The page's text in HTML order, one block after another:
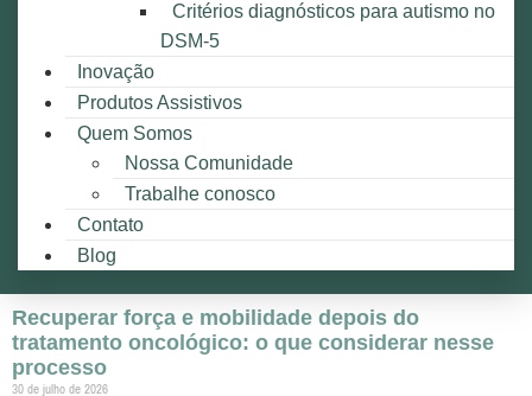
Critérios diagnósticos para autismo no
DSM-5
Inovação
Produtos Assistivos
Quem Somos
Nossa Comunidade
Trabalhe conosco
Contato
Blog
Recuperar força e mobilidade depois do
tratamento oncológico: o que considerar nesse
processo
30 de julho de 2026